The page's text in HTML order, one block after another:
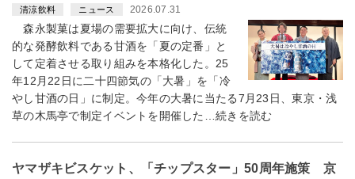
清涼飲料 ニュース 2026.07.31
森永製菓は夏場の需要拡大に向け、伝統
的な発酵飲料である甘酒を「夏の定番」と
して定着させる取り組みを本格化した。25
年12月22日に二十四節気の「大暑」を「冷
やし甘酒の日」に制定。今年の大暑に当たる7月23日、東京・浅
草の木馬亭で制定イベントを開催した…続きを読む
ヤマザキビスケット、「チップスター」50周年施策 京